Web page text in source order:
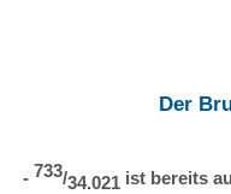
Der
- 733/34.021 ist bereits